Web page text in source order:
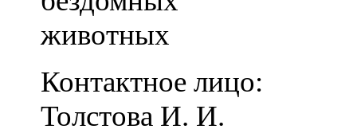
животных
Контактное лицо:
Толстова И. И.